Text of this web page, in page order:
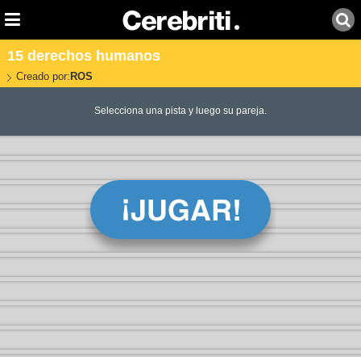
15 derechos humanos
Creado por: ROS
Selecciona una pista y luego su pareja.